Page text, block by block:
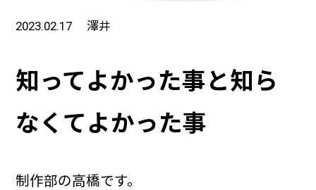
2023.02.17 澤井
知ってよかった事と知ら
なくてよかった事
制作部の高橋です。